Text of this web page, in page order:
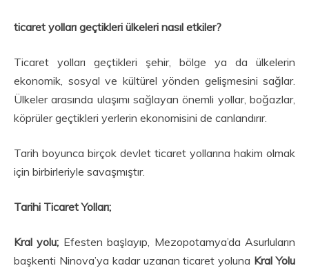
ticaret yolları geçtikleri ülkeleri nasıl etkiler?
Ticaret yolları geçtikleri şehir, bölge ya da ülkelerin
ekonomik, sosyal ve kültürel yönden gelişmesini sağlar.
Ülkeler arasında ulaşımı sağlayan önemli yollar, boğazlar,
köprüler geçtikleri yerlerin ekonomisini de canlandırır.
Tarih boyunca birçok devlet ticaret yollarına hakim olmak
için birbirleriyle savaşmıştır.
Tarihi Ticaret Yolları;
Kral yolu; Efesten başlayıp, Mezopotamya’da Asurluların
başkenti Ninova’ya kadar uzanan ticaret yoluna Kral Yolu